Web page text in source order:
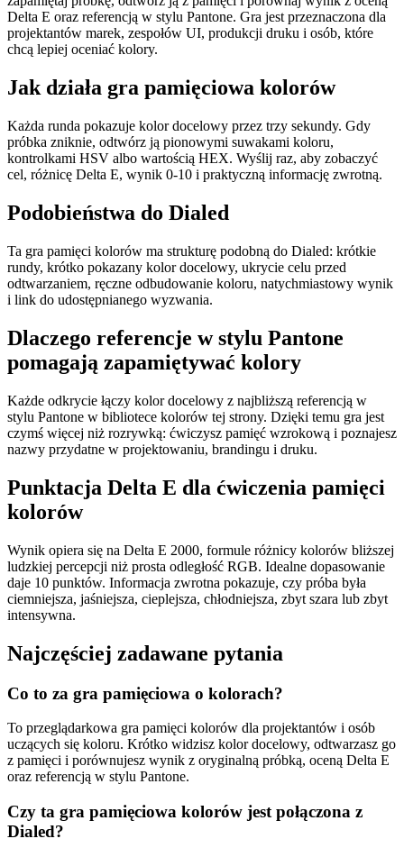
Delta E oraz referencją w stylu Pantone. Gra jest przeznaczona dla
projektantów marek, zespołów UI, produkcji druku i osób, które
chcą lepiej oceniać kolory.
Jak działa gra pamięciowa kolorów
Każda runda pokazuje kolor docelowy przez trzy sekundy. Gdy
próbka zniknie, odtwórz ją pionowymi suwakami koloru,
kontrolkami HSV albo wartością HEX. Wyślij raz, aby zobaczyć
cel, różnicę Delta E, wynik 0-10 i praktyczną informację zwrotną.
Podobieństwa do Dialed
Ta gra pamięci kolorów ma strukturę podobną do Dialed: krótkie
rundy, krótko pokazany kolor docelowy, ukrycie celu przed
odtwarzaniem, ręczne odbudowanie koloru, natychmiastowy wynik
i link do udostępnianego wyzwania.
Dlaczego referencje w stylu Pantone
pomagają zapamiętywać kolory
Każde odkrycie łączy kolor docelowy z najbliższą referencją w
stylu Pantone w bibliotece kolorów tej strony. Dzięki temu gra jest
czymś więcej niż rozrywką: ćwiczysz pamięć wzrokową i poznajesz
nazwy przydatne w projektowaniu, brandingu i druku.
Punktacja Delta E dla ćwiczenia pamięci
kolorów
Wynik opiera się na Delta E 2000, formule różnicy kolorów bliższej
ludzkiej percepcji niż prosta odległość RGB. Idealne dopasowanie
daje 10 punktów. Informacja zwrotna pokazuje, czy próba była
ciemniejsza, jaśniejsza, cieplejsza, chłodniejsza, zbyt szara lub zbyt
intensywna.
Najczęściej zadawane pytania
Co to za gra pamięciowa o kolorach?
To przeglądarkowa gra pamięci kolorów dla projektantów i osób
uczących się koloru. Krótko widzisz kolor docelowy, odtwarzasz go
z pamięci i porównujesz wynik z oryginalną próbką, oceną Delta E
oraz referencją w stylu Pantone.
Czy ta gra pamięciowa kolorów jest połączona z
Dialed?